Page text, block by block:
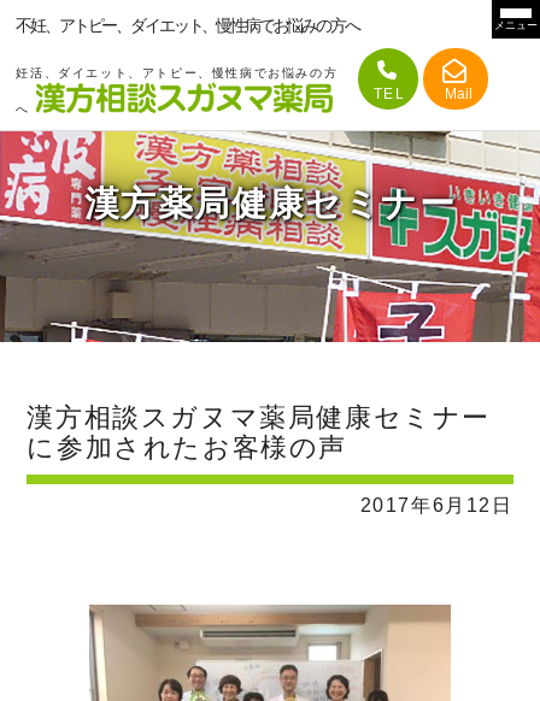
不妊、アトピー、ダイエット、慢性病でお悩みの方へ
妊活、ダイエット、アトピー、慢性病でお悩みの方
へ
メニュー
漢方薬局健康セミナー
漢方相談スガヌマ薬局健康セミナー
に参加されたお客様の声
2017年6月12日